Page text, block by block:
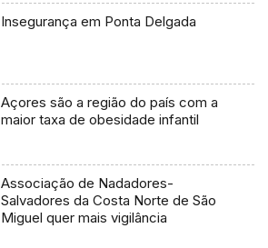
Insegurança em Ponta Delgada
Açores são a região do país com a
maior taxa de obesidade infantil
Associação de Nadadores-
Salvadores da Costa Norte de São
Miguel quer mais vigilância